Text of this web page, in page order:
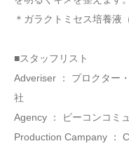
＊ガラクトミセス培養液
​■スタッフリスト
Adveriser ： プロクター
社
Agency ： ビーコンコミ
Production Campany ：